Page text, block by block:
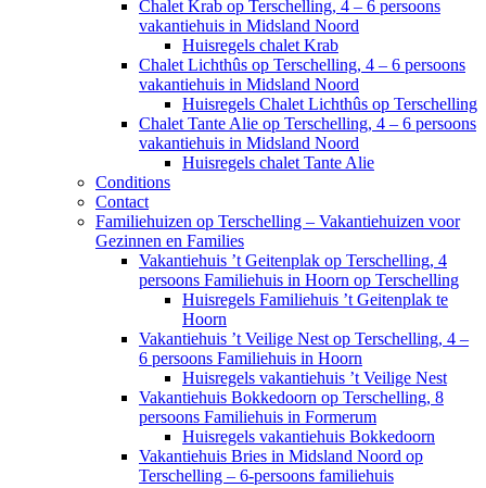
Chalet Krab op Terschelling, 4 – 6 persoons
vakantiehuis in Midsland Noord
Huisregels chalet Krab
Chalet Lichthûs op Terschelling, 4 – 6 persoons
vakantiehuis in Midsland Noord
Huisregels Chalet Lichthûs op Terschelling
Chalet Tante Alie op Terschelling, 4 – 6 persoons
vakantiehuis in Midsland Noord
Huisregels chalet Tante Alie
Conditions
Contact
Familiehuizen op Terschelling – Vakantiehuizen voor
Gezinnen en Families
Vakantiehuis ’t Geitenplak op Terschelling, 4
persoons Familiehuis in Hoorn op Terschelling
Huisregels Familiehuis ’t Geitenplak te
Hoorn
Vakantiehuis ’t Veilige Nest op Terschelling, 4 –
6 persoons Familiehuis in Hoorn
Huisregels vakantiehuis ’t Veilige Nest
Vakantiehuis Bokkedoorn op Terschelling, 8
persoons Familiehuis in Formerum
Huisregels vakantiehuis Bokkedoorn
Vakantiehuis Bries in Midsland Noord op
Terschelling – 6-persoons familiehuis